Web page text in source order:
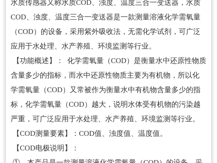
水质传感器又称水质COD、浊度、温度三合一变送器，水质
COD、浊度、温度三合一变送器是一款测量溶液化学需氧量
（COD）的设备，采用紫外吸收法，无需化学试剂，可广泛
应用于水处理、水产养殖、环境监测等行业。
【功能概述】： 化学需氧量（COD）是衡量水中还原性物质
含量多少的指标，而水中还原性物质主要为有机物，所以化
学需氧量（COD）又常被作为衡量水中有机物含量多少的指
标，化学需氧量（COD）越大，说明水体受有机物的污染越
严重，可广泛应用于水处理、水产养殖、环境监测等行业。
【COD测量要素】：COD值、浊度值、温度值。
【COD电极说明】：